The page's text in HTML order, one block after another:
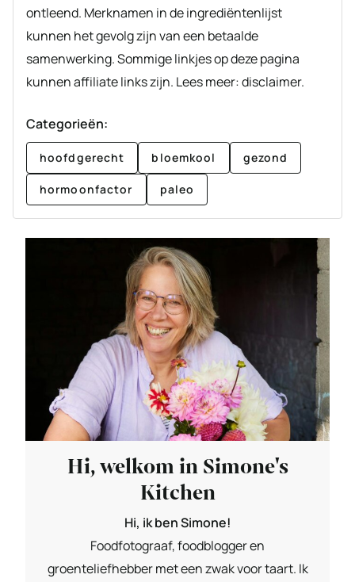
ontleend. Merknamen in de ingrediëntenlijst
kunnen het gevolg zijn van een betaalde
samenwerking. Sommige linkjes op deze pagina
kunnen affiliate links zijn. Lees meer: disclaimer.
Categorieën:
hoofdgerecht bloemkool gezond
hormoonfactor paleo
Hi, welkom in Simone's
Kitchen
Hi, ik ben Simone!
Foodfotograaf, foodblogger en
groenteliefhebber met een zwak voor taart. Ik